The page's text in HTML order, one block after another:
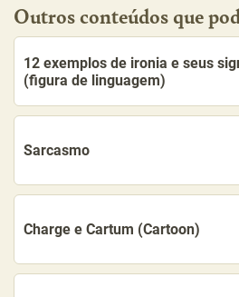
Outros conteúdos que
12 exemplos de ironia e seus
(figura de linguagem)
Sarcasmo
Charge e Cartum (Cartoon)